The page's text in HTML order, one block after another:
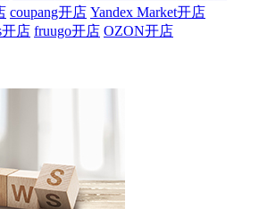
coupang开店 Yandex Market开店
开店 fruugo开店 OZON开店